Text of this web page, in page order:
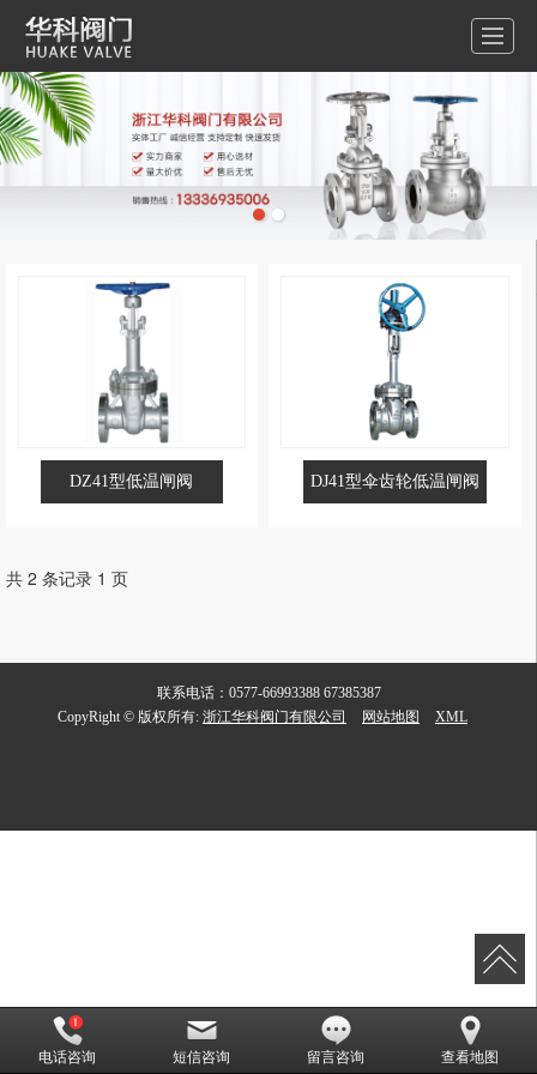
DZ41型低温闸阀 DJ41型伞齿轮低温闸阀
共 2 条记录 1 页
联系电话：0577-66993388 67385387
CopyRight © 版权所有: 浙江华科阀门有限公司 网站地图 XML
电话咨询 短信咨询 留言咨询 查看地图